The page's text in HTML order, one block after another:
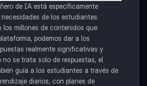
de IA está específicamente
de los estudiantes.
los millones de contenidos que
podemos dar a los
realmente significativas y
no se trata solo de respuestas, el
guía a los estudiantes a través de
diarios, con planes de